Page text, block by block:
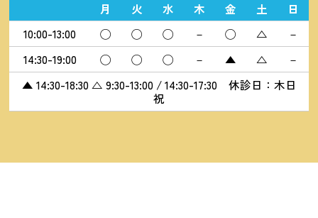
月 火 水 木 金 土
日
10:00-13:00
◯ ◯ ◯ － ◯ △
－
14:30-19:00
◯ ◯ ◯ － ▲ △
－
▲ 14:30-18:30 △ 9:30-13:00 / 14:30-17:30 休診日：木日
祝